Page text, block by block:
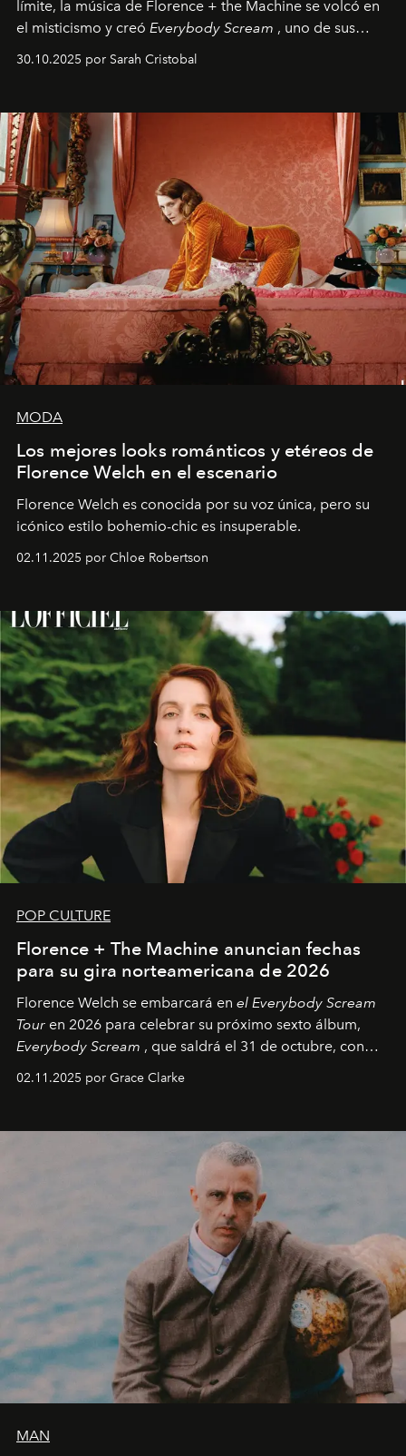
límite, la música de Florence + the Machine se volcó en
el misticismo y creó Everybody Scream , uno de sus
30.10.2025 por Sarah Cristobal
MODA
Los mejores looks románticos y etéreos de
Florence Welch en el escenario
Florence Welch es conocida por su voz única, pero su
icónico estilo bohemio-chic es insuperable.
02.11.2025 por Chloe Robertson
POP CULTURE
Florence + The Machine anuncian fechas
para su gira norteamericana de 2026
Florence Welch se embarcará en el Everybody Scream
Tour en 2026 para celebrar su próximo sexto álbum,
Everybody Scream , que saldrá el 31 de octubre, con
02.11.2025 por Grace Clarke
MAN